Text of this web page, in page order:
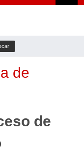
de
de